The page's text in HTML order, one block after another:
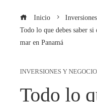
Inicio
Todo lo que debes saber
mar en Panamá
INVERSIONES Y
Todo lo